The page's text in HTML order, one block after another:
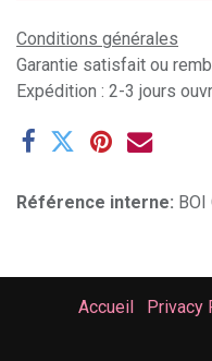
Conditions générales
Garantie satisfait ou
Expédition : 2-3 jours
Référence interne: BOI
Accueil Privacy